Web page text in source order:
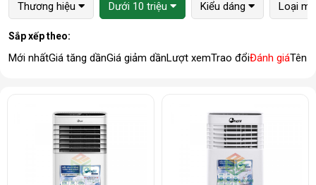
Thương hiệu Dưới 10 triệu Kiểu dáng Loại
Sắp xếp theo:
Mới nhấtGiá tăng dầnGiá giảm dầnLượt xemTrao đổiĐánh giáTên